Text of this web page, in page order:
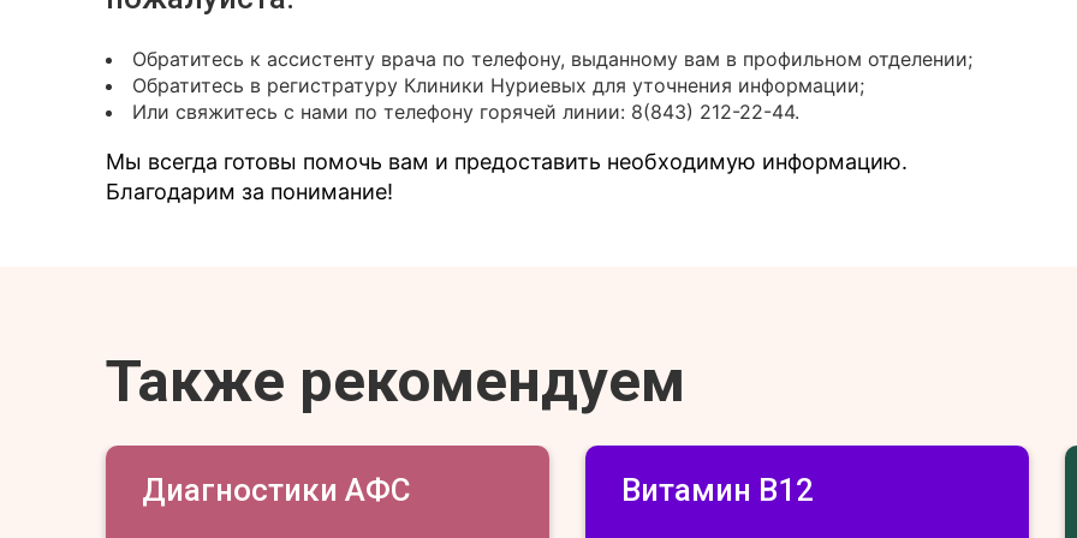
Обратитесь к ассистенту врача по телефону, выданному вам в профильном отделении;
Обратитесь в регистратуру Клиники Нуриевых для уточнения информации;
Или свяжитесь с нами по телефону горячей линии: 8(843) 212-22-44.
Мы всегда готовы помочь вам и предоставить необходимую информацию.
Благодарим за понимание!
Также рекомендуем
Диагностики АФС Витамин В12